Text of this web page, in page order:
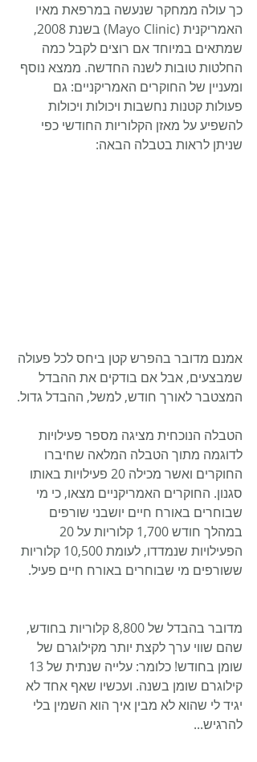
כך עולה ממחקר שנעשה במרפאת מאיו
האמריקנית (Mayo Clinic) בשנת 2008,
שמתאים במיוחד אם רוצים לקבל כמה
החלטות טובות לשנה החדשה. ממצא נוסף
ומעניין של החוקרים האמריקניים: גם
פעולות קטנות נחשבות ויכולות ויכולות
להשפיע על מאזן הקלוריות החודשי כפי
שניתן לראות בטבלה הבאה:
אמנם מדובר בהפרש קטן ביחס לכל פעולה
שמבצעים, אבל אם בודקים את ההבדל
המצטבר לאורך חודש, למשל, ההבדל גדול.
הטבלה הנוכחית מציגה מספר פעילויות
לדוגמה מתוך הטבלה המלאה שחיברו
החוקרים ואשר מכילה 20 פעילויות באותו
סגנון. החוקרים האמריקניים מצאו, כי מי
שבוחרים באורח חיים יושבני שורפים
הפעילויות שנמדדו, לעומת 10,500 קלוריות
ששורפים מי שבוחרים באורח חיים פעיל.
מדובר בהבדל של 8,800 קלוריות בחודש,
שהם שווי ערך לקצת יותר מקילוגרם של
קילוגרם שומן בשנה. ועכשיו שאף אחד לא
יגיד לי שהוא לא מבין איך הוא השמין בלי
להרגיש...